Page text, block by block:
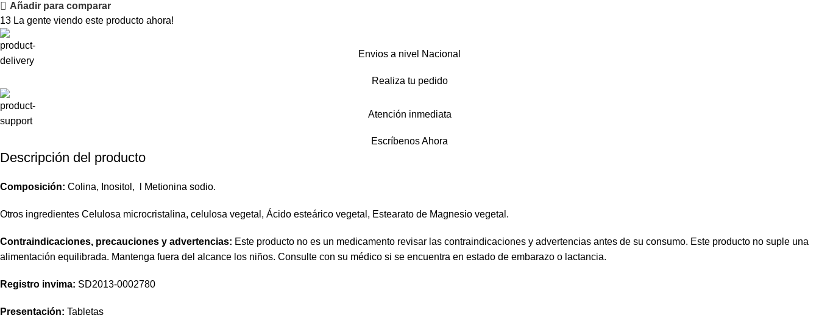
Añadir para comparar
13 La gente viendo este producto ahora!
Envios a nivel Nacional
Realiza tu pedido
Atención inmediata
Escríbenos Ahora
Descripción del producto
Composición: Colina, Inositol, l Metionina sodio.
Otros ingredientes Celulosa microcristalina, celulosa vegetal, Ácido esteárico vegetal, Estearato de Magnesio vegetal.
Contraindicaciones, precauciones y advertencias: Este producto no es un medicamento revisar las contraindicaciones y advertencias antes de su consumo. Este producto no suple una
alimentación equilibrada. Mantenga fuera del alcance los niños. Consulte con su médico si se encuentra en estado de embarazo o lactancia.
Registro invima: SD2013-0002780
Presentación: Tabletas